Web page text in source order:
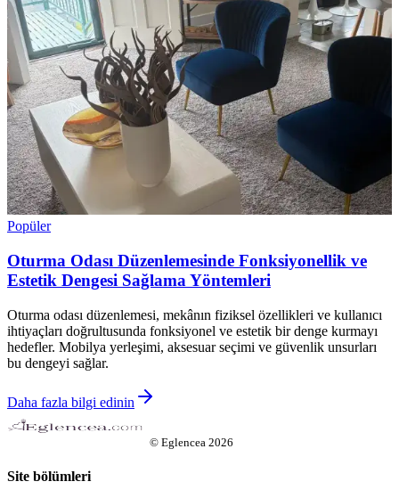
Popüler
Oturma Odası Düzenlemesinde Fonksiyonellik ve
Estetik Dengesi Sağlama Yöntemleri
Oturma odası düzenlemesi, mekânın fiziksel özellikleri ve kullanıcı
ihtiyaçları doğrultusunda fonksiyonel ve estetik bir denge kurmayı
hedefler. Mobilya yerleşimi, aksesuar seçimi ve güvenlik unsurları
bu dengeyi sağlar.
Daha fazla bilgi edinin
© Eglencea 2026
Site bölümleri